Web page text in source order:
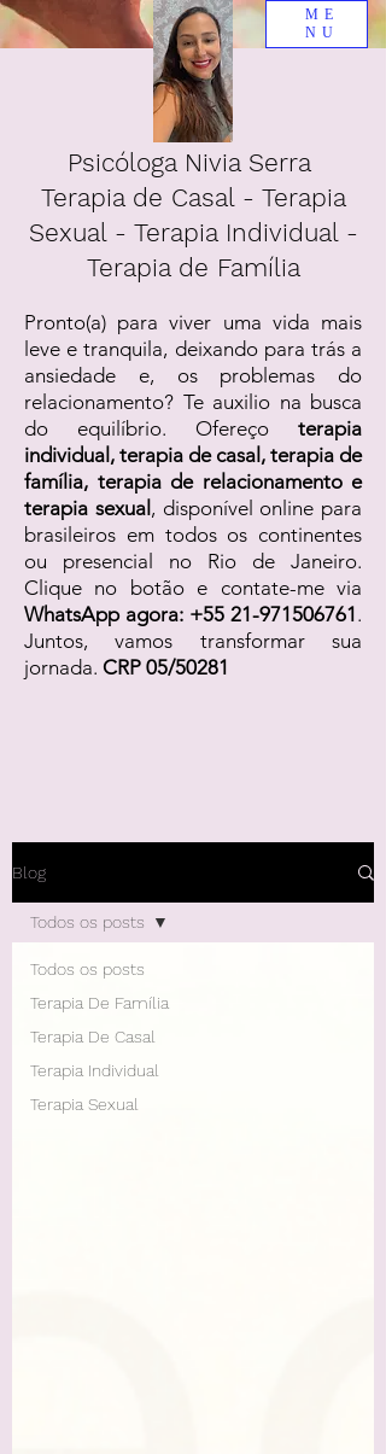
Psicóloga Nivia Serra
Terapia de Casal - Terapia
Sexual - Terapia Individual -
Terapia de Família
Pronto(a) para viver uma vida mais
leve e tranquila, deixando para trás a
ansiedade e, os problemas do
relacionamento? Te auxilio na busca
do equilíbrio. Ofereço terapia
individual, terapia de casal, terapia de
família, terapia de relacionamento e
terapia sexual , disponível online para
brasileiros em todos os continentes
ou presencial no Rio de Janeiro.
Clique no botão e contate-me via
WhatsApp agora: +55 21-971506761 .
Juntos, vamos transformar sua
jornada. CRP 05/50281
ME
NU
Blog
Todos os posts
Terapia De Família
Terapia De Casal
Terapia Individual
Terapia Sexual
Todos os posts